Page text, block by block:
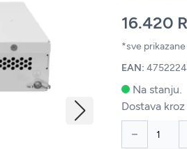
16.420
*sve
EAN:
Na stanju.
Dostava